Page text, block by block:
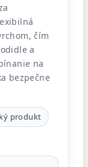
čím
a
na
bezpečne
produkt